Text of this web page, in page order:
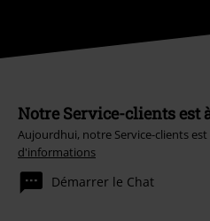
Notre Service-clients est
Aujourdhui, notre Service-clients est
d'informations
Démarrer le Chat